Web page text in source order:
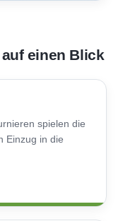
einen Blick
spielen die
Einzug in die